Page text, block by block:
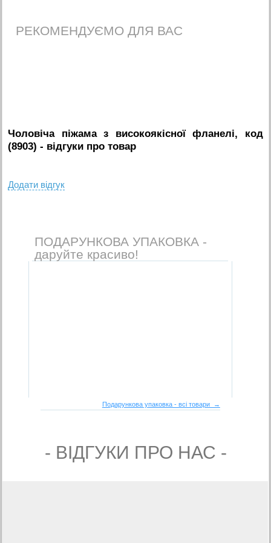
РЕКОМЕНДУЄМО ДЛЯ ВАС
Чоловіча піжама з високоякісної фланелі, код
(8903) - вiдгуки про товар
Додати вiдгук
ПОДАРУНКОВА УПАКОВКА -
даруйте красиво!
Подарункова упаковка - всі товари →
- ВIДГУКИ ПРО НАС -